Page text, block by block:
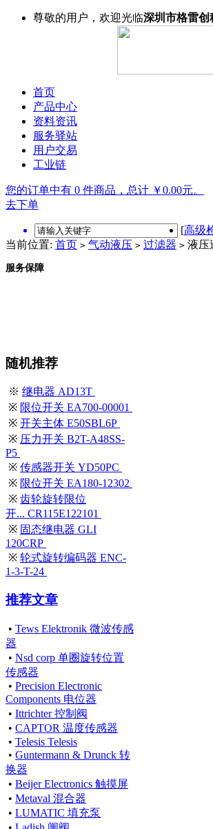
尊敬的用户，欢迎光临深圳市格雷创
首页
产品中心
资料资讯
服务驿站
用户交易
工业链
您的订单中有 0 件商品，总计 ￥0.00元。
去下单
[高级
当前位置: 首页 > 气动液压 > 过滤器 > 液压
服务保障
随机推荐
※ 继电器 AD13T
※ 限位开关 EA700-00001
※ 开关主体 E50SBL6P
※ 压力开关 B2T-A48SS-
P5
※ 传感器开关 YD50PC
※ 限位开关 EA180-12302
※ 齿轮旋转限位
开... CR115E122101
※ 固态继电器 GLI
120CRP
※ 轮式旋转编码器 ENC-
1-3-T-24
推荐文章
• Tews Elektronik 微波传感
器
• Nsd corp 单圈旋转位置
传感器
• Precision Electronic
Components 电位器
• Ittrichter 控制阀
• CAPTOR 温度传感器
• Telesis Telesis
• Guntermann & Drunck 转
换器
• Beijer Electronics 触摸屏
• Metaval 混合器
• LUMATIC 填充泵